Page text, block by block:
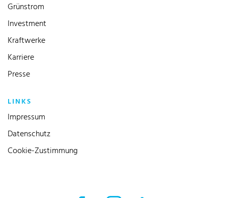
Grünstrom
Investment
Kraftwerke
Karriere
Presse
LINKS
Impressum
Datenschutz
Cookie-Zustimmung